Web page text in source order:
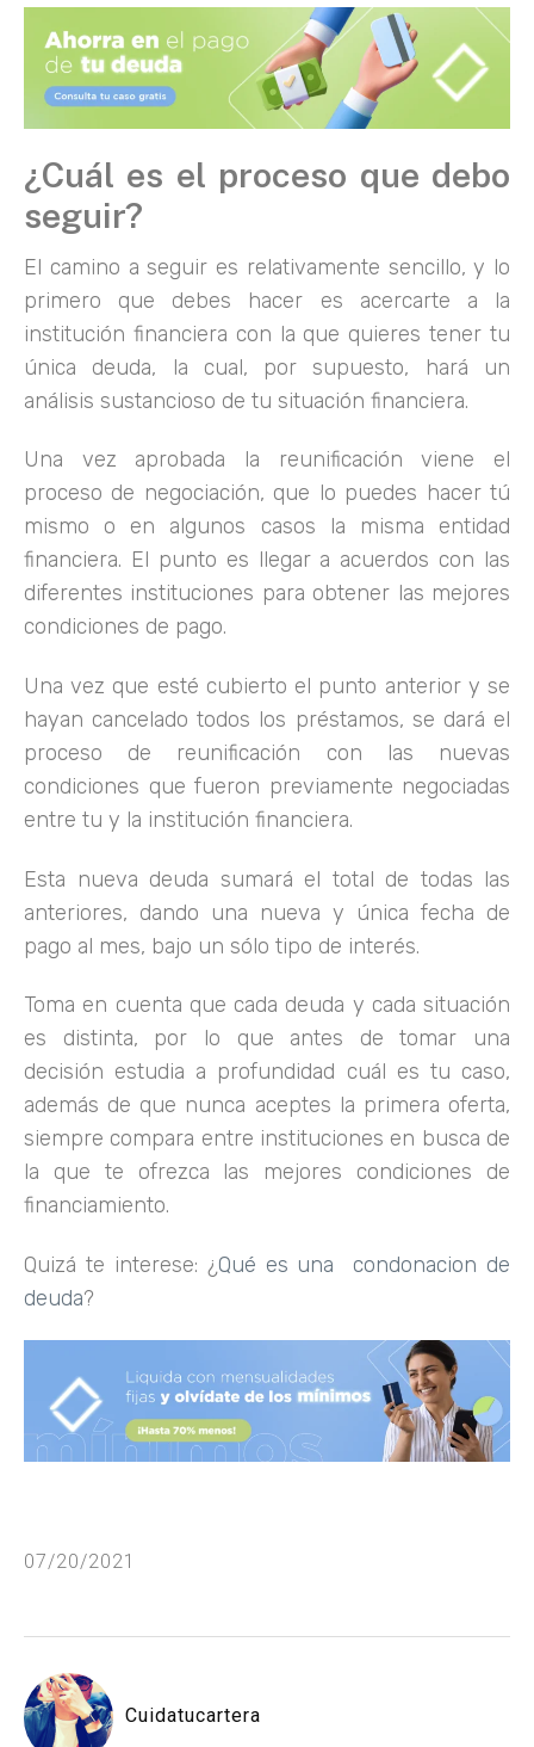
¿Cuál es el proceso que debo
seguir?
El camino a seguir es relativamente sencillo, y lo
primero que debes hacer es acercarte a la
institución financiera con la que quieres tener tu
única deuda, la cual, por supuesto, hará un
análisis sustancioso de tu situación financiera.
Una vez aprobada la reunificación viene el
proceso de negociación, que lo puedes hacer tú
mismo o en algunos casos la misma entidad
financiera. El punto es llegar a acuerdos con las
diferentes instituciones para obtener las mejores
condiciones de pago.
Una vez que esté cubierto el punto anterior y se
hayan cancelado todos los préstamos, se dará el
proceso de reunificación con las nuevas
condiciones que fueron previamente negociadas
entre tu y la institución financiera.
Esta nueva deuda sumará el total de todas las
anteriores, dando una nueva y única fecha de
pago al mes, bajo un sólo tipo de interés.
Toma en cuenta que cada deuda y cada situación
es distinta, por lo que antes de tomar una
decisión estudia a profundidad cuál es tu caso,
además de que nunca aceptes la primera oferta,
siempre compara entre instituciones en busca de
la que te ofrezca las mejores condiciones de
financiamiento.
Quizá te interese: ¿Qué es una condonacion de
deuda?
07/20/2021
Cuidatucartera